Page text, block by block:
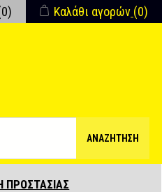
Καλάθι αγορών (0)
ΑΝΑΖΉΤΗΣΗ
ΠΡΟΣΤΑΣΙΑΣ